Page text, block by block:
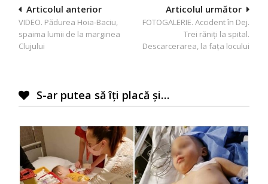
Navigare
în
articole
Articolul următor
FOTOGALERIE. Accident în Dej.
Trei răniţi la spital.
Descarcerarea, la faţa locului
Articolul anterior
VIDEO. Pădurea Hoia-Baciu,
spaima lumii de la marginea
Clujului
S-ar putea să îți placă și…